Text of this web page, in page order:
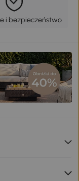
i bezpieczeństwo